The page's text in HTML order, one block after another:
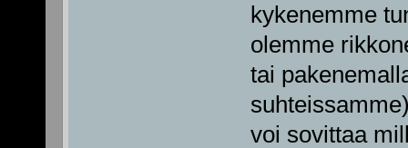
kykenemme
olemme
tai
voi sovittaa